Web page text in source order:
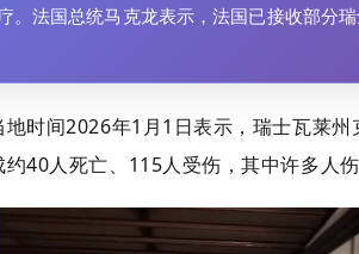
。法国总统马克龙表示，法国已接收部分
地时间2026年1月1日表示，瑞士瓦莱
约40人死亡、115人受伤 ，其中许多人